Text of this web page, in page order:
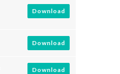
Download
Download
Download